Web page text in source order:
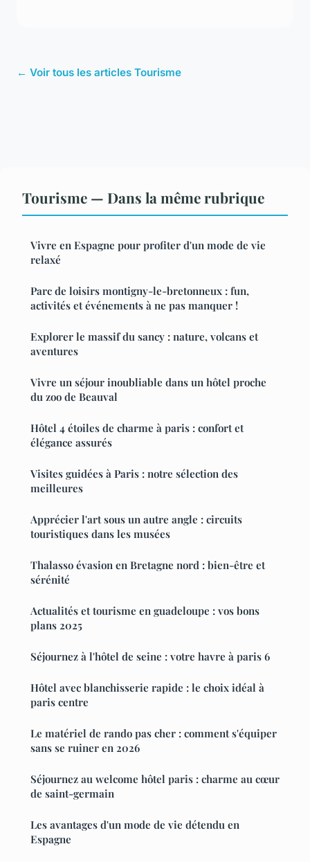
← Voir tous les articles Tourisme
Tourisme — Dans la même rubrique
Vivre en Espagne pour profiter d'un mode de vie
relaxé
Parc de loisirs montigny-le-bretonneux : fun,
activités et événements à ne pas manquer !
Explorer le massif du sancy : nature, volcans et
aventures
Vivre un séjour inoubliable dans un hôtel proche
du zoo de Beauval
Hôtel 4 étoiles de charme à paris : confort et
élégance assurés
Visites guidées à Paris : notre sélection des
meilleures
Apprécier l'art sous un autre angle : circuits
touristiques dans les musées
Thalasso évasion en Bretagne nord : bien-être et
sérénité
Actualités et tourisme en guadeloupe : vos bons
plans 2025
Séjournez à l'hôtel de seine : votre havre à paris 6
Hôtel avec blanchisserie rapide : le choix idéal à
paris centre
Le matériel de rando pas cher : comment s'équiper
sans se ruiner en 2026
Séjournez au welcome hôtel paris : charme au cœur
de saint-germain
Les avantages d'un mode de vie détendu en
Espagne